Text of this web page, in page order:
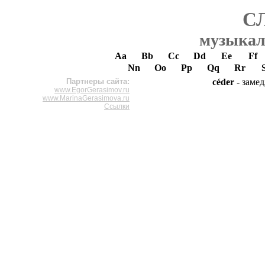
Aa Bb Cc Dd Ee
Ff
Nn
Oo Pp Qq Rr
Партнеры сайта:
www.EgorGerasimov.ru
www.MarinaGerasimova.ru
Ссылки
céder-